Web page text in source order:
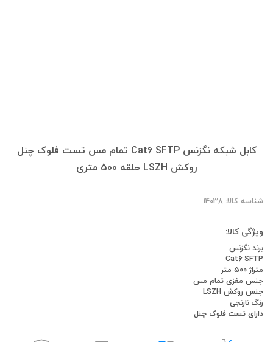
کابل شبکه نگزنس Cat6 SFTP تمام مس تست فلوک چنل
روکش LSZH حلقه 500 متری
شناسه کالا: 14038
ویژگی کالا:
برند نگزنس
Cat6 SFTP
متراژ 500 متر
جنس مغزی تمام مس
جنس روکش LSZH
رنگ نارنجی
دارای تست فلوک چنل